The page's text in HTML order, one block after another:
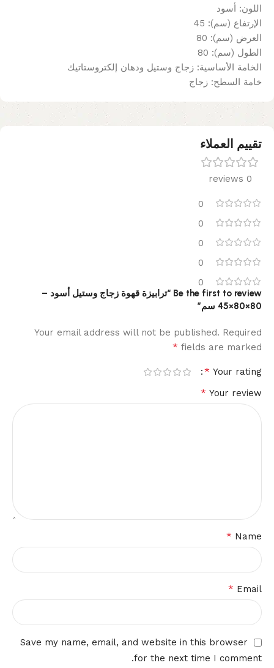
اللون: أسود
الإرتفاع (سم): 45
العرض (سم): 80
الطول (سم): 80
الخامة الأساسية: زجاج وستيل ودهان إلكتروستاتيك
خامة السطح: زجاج
تقييم العملاء
0 reviews
0
0
0
0
0
Be the first to review “ترابيزة قهوة زجاج وستيل أسود –
80×80×45 سم”
Your email address will not be published. Required
fields are marked
*
Your rating
*
Your review
*
Name
*
Email
*
Save my name, email, and website in this browser
for the next time I comment.